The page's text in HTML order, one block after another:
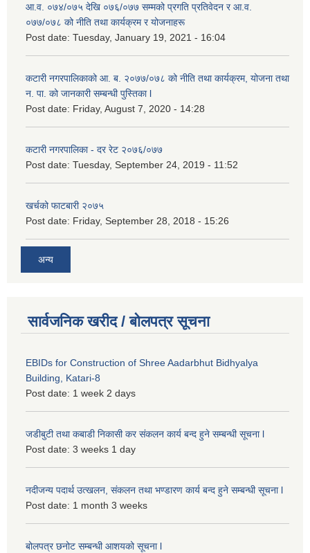
आ.व. ०७४/०७५ देखि ०७६/०७७ सम्मको प्रगति प्रतिवेदन र आ.व.
०७७/०७८ को नीति तथा कार्यक्रम र योजनाहरू
Post date: Tuesday, January 19, 2021 - 16:04
कटारी नगरपालिकाको आ. ब. २०७७/०७८ को नीति तथा कार्यक्रम, योजना तथा
न. पा. को जानकारी सम्बन्धी पुस्तिका l
Post date: Friday, August 7, 2020 - 14:28
कटारी नगरपालिका - दर रेट २०७६/०७७
Post date: Tuesday, September 24, 2019 - 11:52
खर्चको फाटबारी २०७५
Post date: Friday, September 28, 2018 - 15:26
अन्य
सार्वजनिक खरीद / बोलपत्र सूचना
EBIDs for Construction of Shree Aadarbhut Bidhyalya
Building, Katari-8
Post date: 1 week 2 days
जडीबुटी तथा कबाडी निकासी कर संकलन कार्य बन्द हुने सम्बन्धी सूचना l
Post date: 3 weeks 1 day
नदीजन्य पदार्थ उत्खलन, संकलन तथा भण्डारण कार्य बन्द हुने सम्बन्धी सूचना l
Post date: 1 month 3 weeks
बोलपत्र छनोट सम्बन्धी आशयको सूचना l